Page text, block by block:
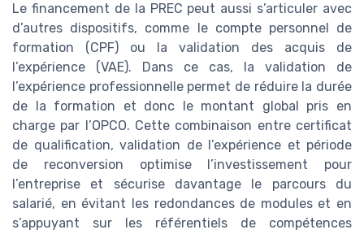
Le financement de la PREC peut aussi s’articuler avec
d’autres dispositifs, comme le compte personnel de
formation (CPF) ou la validation des acquis de
l’expérience (VAE). Dans ce cas, la validation de
l’expérience professionnelle permet de réduire la durée
de la formation et donc le montant global pris en
charge par l’OPCO. Cette combinaison entre certificat
de qualification, validation de l’expérience et période
de reconversion optimise l’investissement pour
l’entreprise et sécurise davantage le parcours du
salarié, en évitant les redondances de modules et en
s’appuyant sur les référentiels de compétences